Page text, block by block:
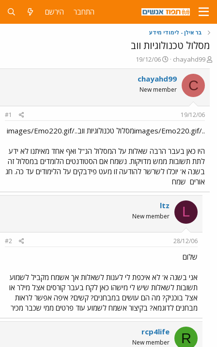
התחבר הירשם
בר אילן - לימודי מידע
מסלול טכנולוגיות ווב
פ
ו
ת
ח
ה
ו
ש
chayahd99
פ
ו
ר
ם
ר
19/12/06
C
chayahd99
New member
19/12/06
#1
../images/Emo220.gifמסלול טכנולוגיות ווב../images/Emo220.gif
היו כאן בעבר הרבה שאלות על המסלול הנ"ל ואף אחד מאיתנו לא ידע
לתת תשובות ממש מדויקות. נשמח אם הסטודנטים הלומדים במסלול זה
בשנה א' יוכלו לשרשר להודעה זו מעט פידבקים על הלימודים עד כה. חג
אורים שמח
L
ltz
New member
28/12/06
#2
שלום
אני בשנה א' לא איכפת לי לענות לשאלות אך אשמח מקביל לשמוע
תשובות לשאלות שיש לי מישהו כאן לקח בעבר קורסים אצל מילר או
אצל בוכניק? מה הם עושים במבחנים? קשים? איפה אפשר לראות
מבחנים לדוגמא? בקיצור אשמח לשמוע עוד פרטים ממי שכבר מכיר
R
rcp4life
New member